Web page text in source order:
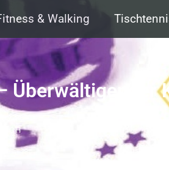
& Walking
Überwältigender